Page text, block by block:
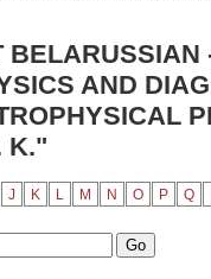
AND
K."
J K L M N O P Q